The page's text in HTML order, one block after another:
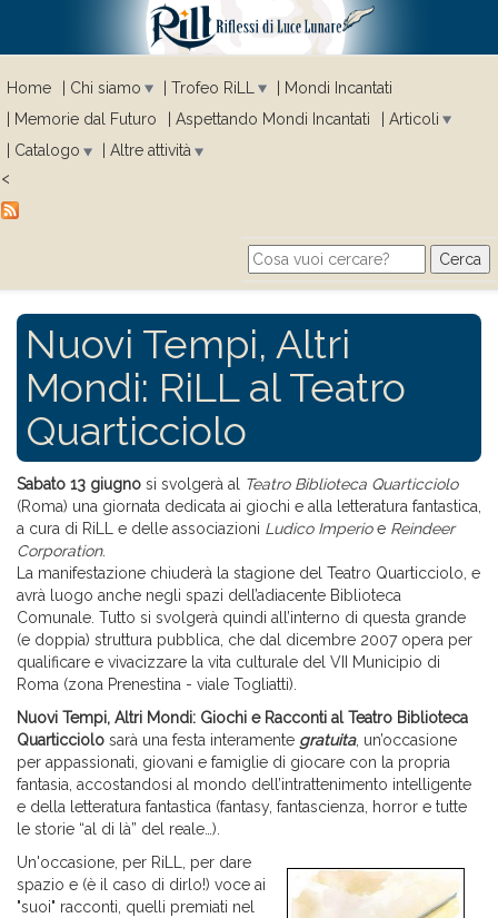
Home Chi siamo Trofeo RiLL
Mondi Incantati
Memorie dal Futuro
Aspettando Mondi Incantati
Articoli
Catalogo
Altre attività
<
Search form
Cerca
Nuovi Tempi, Altri
Mondi: RiLL al Teatro
Quarticciolo
Sabato 13 giugno si svolgerà al
Teatro Biblioteca Quarticciolo
(Roma) una giornata dedicata ai giochi e alla letteratura fantastica,
a cura di RiLL e delle associazioni Ludico Imperioe Reindeer
Corporation.
La manifestazione chiuderà la stagione del Teatro Quarticciolo, e
avrà luogo anche negli spazi dell’adiacente Biblioteca
Comunale. Tutto si svolgerà quindi all’interno di questa grande
(e doppia) struttura pubblica, che dal dicembre 2007 opera per
qualificare e vivacizzare la vita culturale del VII Municipio di
Roma (zona Prenestina - viale Togliatti).
Nuovi Tempi, Altri Mondi: Giochi e Racconti al Teatro Biblioteca
Quarticciolo sarà una festa interamente gratuita, un’occasione
per appassionati, giovani e famiglie di giocare con la propria
fantasia, accostandosi al mondo dell’intrattenimento intelligente
e della letteratura fantastica (fantasy, fantascienza, horror e tutte
le storie “al di là” del reale…).
Un'occasione, per RiLL, per dare
spazio e (è il caso di dirlo!) voce ai
"suoi" racconti, quelli premiati nel